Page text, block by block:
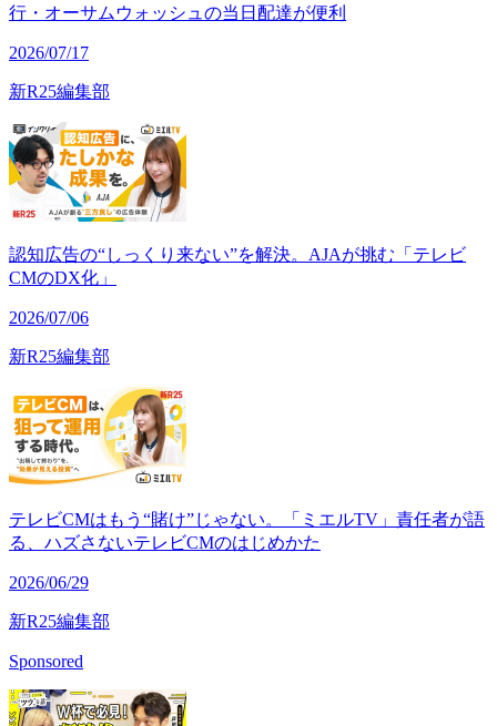
行・オーサムウォッシュの当日配達が便利
2026/07/17
新R25編集部
認知広告の“しっくり来ない”を解決。AJAが挑む「テレビ
CMのDX化」
2026/07/06
新R25編集部
テレビCMはもう“賭け”じゃない。「ミエルTV」責任者が語
る、ハズさないテレビCMのはじめかた
2026/06/29
新R25編集部
Sponsored